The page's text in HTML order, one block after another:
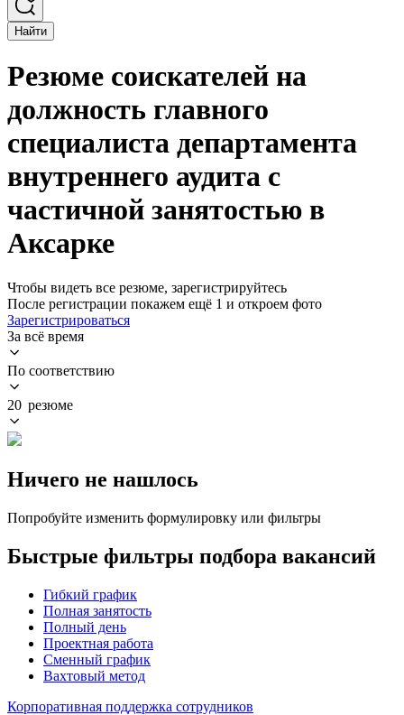
Найти
Резюме соискателей на
должность главного
специалиста департамента
внутреннего аудита с
частичной занятостью в
Аксарке
Чтобы видеть все резюме, зарегистрируйтесь
После регистрации покажем ещё 1 и откроем фото
Зарегистрироваться
За всё время
По соответствию
20 резюме
Ничего не нашлось
Попробуйте изменить формулировку или фильтры
Быстрые фильтры подбора вакансий
Гибкий график
Полная занятость
Полный день
Проектная работа
Сменный график
Вахтовый метод
Корпоративная поддержка сотрудников